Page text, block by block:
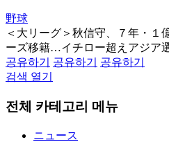
野球
＜大リーグ＞秋信守、７年・１
ーズ移籍…イチロー超えアジア
공유하기
공유하기
공유하기
검색 열기
전체 카테고리 메뉴
ニュース